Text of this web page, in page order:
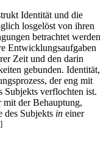
Identität und die
losgelöst von ihren
betrachtet werden
Entwicklungsaufgaben
Zeit und den darin
gebunden. Identität,
der eng mit
Subjekts verflochten ist.
mit der Behauptung,
des Subjekts in einer